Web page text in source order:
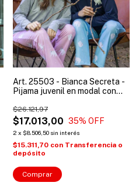
Art. 25503 - Bianca Secreta -
Pijama juvenil en modal con
$17.013,00
$26.121,97
35% OFF
2 x $8.506,50 sin interés
$15.311,70 con Transferencia o
depósito
Comprar